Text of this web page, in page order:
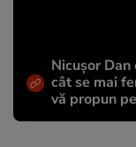
Nicușor
cât se mai
vă propun